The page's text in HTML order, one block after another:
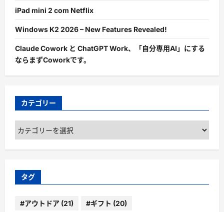
iPad mini 2 com Netflix
Windows K2 2026 – New Features Revealed!
Claude Cowork と ChatGPT Work、「自分専用AI」にする
ならまずCoworkです。
カテゴリー
カ
テ
ゴ
ー
タグ
#アウトドア (21) #ギフト (20)